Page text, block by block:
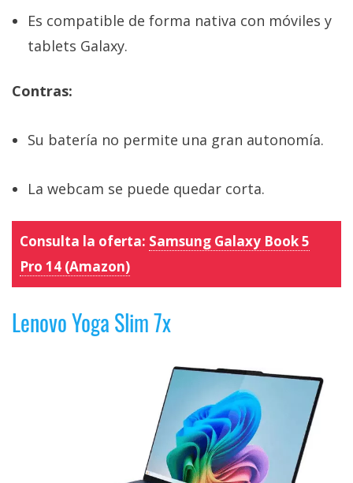
Es compatible de forma nativa con móviles y
tablets Galaxy.
Contras:
Su batería no permite una gran autonomía.
La webcam se puede quedar corta.
Consulta la oferta: Samsung Galaxy Book 5
Pro 14 (Amazon)
Lenovo Yoga Slim 7x